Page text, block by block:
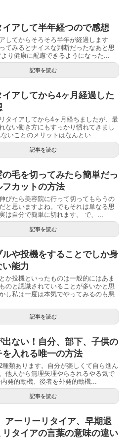
イアして半年経つので感想
してからそろそろ半年が経過します
てみるとナイスな判断だったなあと思
り健康に配慮できるようになった...
記事を読む
イアしてから4ヶ月経過した
タイアしてから4ヶ月経ちましたが、最
ない働き方にもすっかり慣れてきまし
いことのメリットはなんとい...
記事を読む
の毛を切ってみたら簡単だっ
フカットの方法
びたら美容院に行って切ってもらうの
と思いますよね。でもそれは単なる思
は自分で簡単に切れます。 で、...
記事を読む
ルや投機をすることでしか身
能力
か投機といったものは一般的にはあま
のと認識されていることが多いかと思
し私は一度は本気でやってみるのも悪
記事を読む
出ない！自分、部下、子供の
を入れる唯一の方法
種類あります。自分が楽しくて自ら進ん
他人から無理矢理やらされるやる気で
発的動機、後者を外発的動機...
記事を読む
アーリーリタイア、早期退
リタイアの言葉の意味の違い